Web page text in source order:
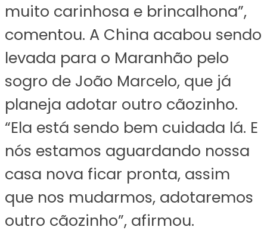
muito carinhosa e brincalhona”,
comentou. A China acabou sendo
levada para o Maranhão pelo
sogro de João Marcelo, que já
planeja adotar outro cãozinho.
“Ela está sendo bem cuidada lá. E
nós estamos aguardando nossa
casa nova ficar pronta, assim
que nos mudarmos, adotaremos
outro cãozinho”, afirmou.